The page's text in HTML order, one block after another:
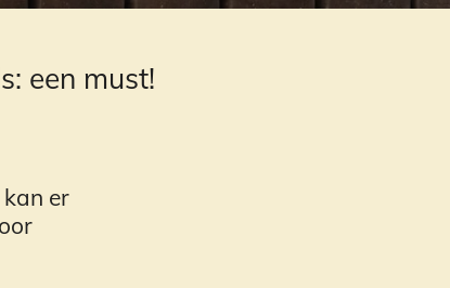
een must!
er